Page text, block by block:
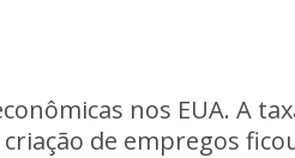
nos EUA. A
de empregos